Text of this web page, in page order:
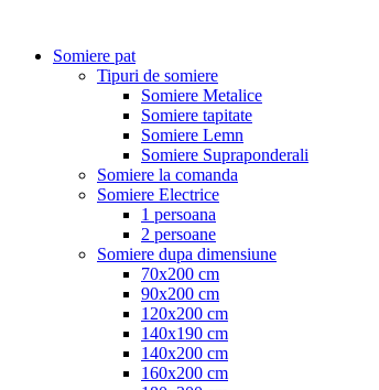
Somiere pat
Tipuri de somiere
Somiere Metalice
Somiere tapitate
Somiere Lemn
Somiere Supraponderali
Somiere la comanda
Somiere Electrice
1 persoana
2 persoane
Somiere dupa dimensiune
70x200 cm
90x200 cm
120x200 cm
140x190 cm
140x200 cm
160x200 cm